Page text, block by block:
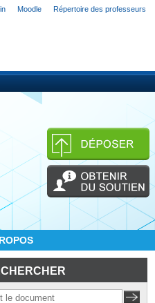
Moodle Répertoire des professeurs